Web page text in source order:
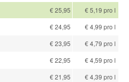
€ 25,95
€ 5,19 pro l
€ 24,95
€ 4,99 pro l
€ 23,95
€ 4,79 pro l
€ 22,95
€ 4,59 pro l
€ 21,95 € 4,39 pro l